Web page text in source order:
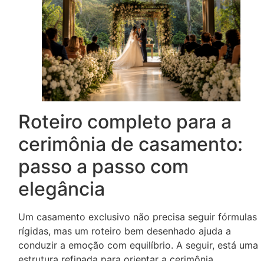
Roteiro completo para a
cerimônia de casamento:
passo a passo com
elegância
Um casamento exclusivo não precisa seguir fórmulas
rígidas, mas um roteiro bem desenhado ajuda a
conduzir a emoção com equilíbrio. A seguir, está uma